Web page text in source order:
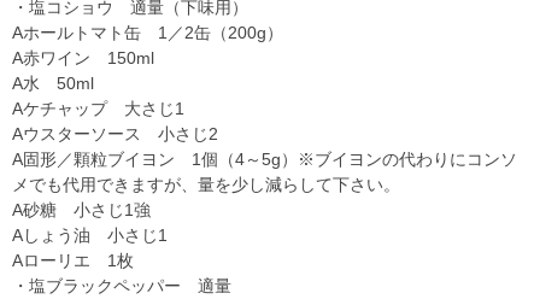
・塩コショウ 適量（下味用）
Aホールトマト缶 1／2缶（200g）
A赤ワイン 150ml
A水 50ml
Aケチャップ 大さじ1
Aウスターソース 小さじ2
A固形／顆粒ブイヨン 1個（4～5g）※ブイヨンの代わりにコンソ
メでも代用できますが、量を少し減らして下さい。
A砂糖 小さじ1強
Aしょう油 小さじ1
Aローリエ 1枚
・塩ブラックペッパー 適量